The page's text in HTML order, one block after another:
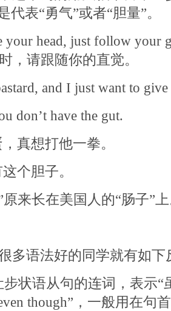
代表“勇气”或者“胆量”。
head, just follow your
，请跟随你的直觉。
and I just want to
don’t have the gut.
真想打他一拳。
个胆子。
来长在美国人的“肠子”
多语法好的同学就有如下
状语从句的连词，表示“
though”，一般用在句